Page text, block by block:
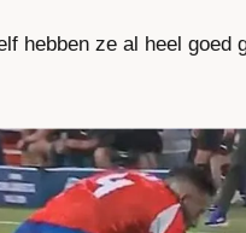
hebben ze al heel goed